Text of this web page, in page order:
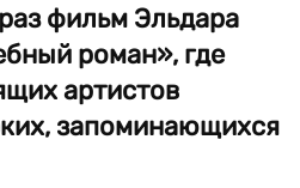
фильм Эльдара
роман», где
артистов
запоминающихся